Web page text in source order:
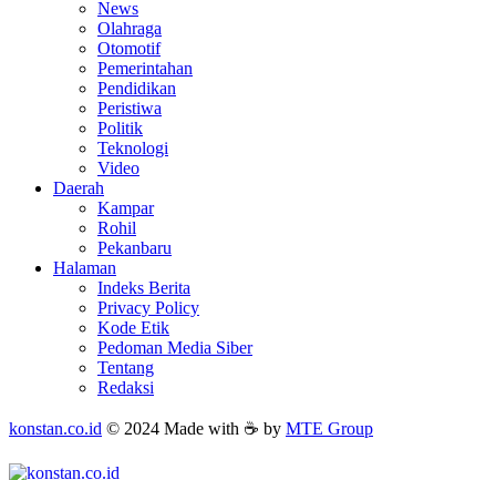
News
Olahraga
Otomotif
Pemerintahan
Pendidikan
Peristiwa
Politik
Teknologi
Video
Daerah
Kampar
Rohil
Pekanbaru
Halaman
Indeks Berita
Privacy Policy
Kode Etik
Pedoman Media Siber
Tentang
Redaksi
konstan.co.id © 2024 Made with ☕ by MTE Group